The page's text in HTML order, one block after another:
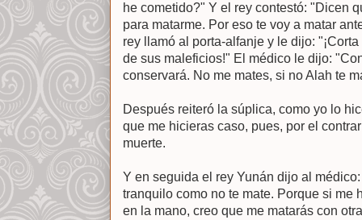
he cometido?" Y el rey contestó: "Dicen
para matarme. Por eso te voy a matar
rey llamó al porta-alfanje y le dijo:
de sus maleficios!" El médico le dijo:
conservará. No me mates, si no Alah te
Después reiteró la súplica, como yo lo
que me hicieras caso, pues, por el
muerte.
Y en seguida el rey Yunán dijo al
tranquilo como no te mate. Porque si me
en la mano, creo que me matarás con